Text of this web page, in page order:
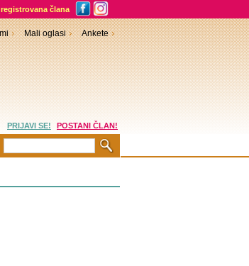
registrovana člana
Mali oglasi Ankete
PRIJAVI SE! POSTANI ČLAN!